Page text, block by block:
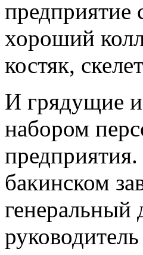
предприятие
хороший
костяк,
И грядущие
набором
бакинском
генеральный